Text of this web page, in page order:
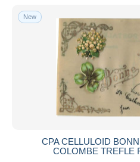
With a deal only
Free shipping
Payment methods
PayPal
Bank transfer
Visa
MasterCard
iDeal
New
CPA CELLULOID
COLOMBE TREFLE